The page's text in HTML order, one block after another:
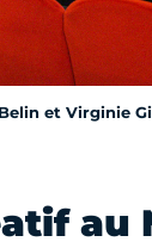
et Virginie
au